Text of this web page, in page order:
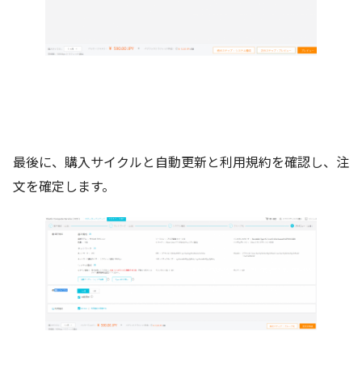
最後に、購入サイクルと自動更新と利用規約を確認し、注
文を確定します。